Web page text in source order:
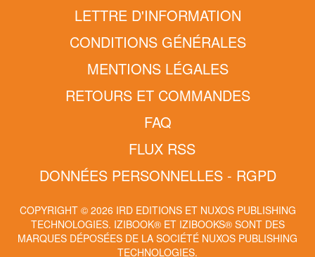
LETTRE D'INFORMATION
CONDITIONS GÉNÉRALES
MENTIONS LÉGALES
RETOURS ET COMMANDES
FAQ
FLUX RSS
DONNÉES PERSONNELLES - RGPD
COPYRIGHT © 2026 IRD EDITIONS ET NUXOS PUBLISHING
TECHNOLOGIES. IZIBOOK®ET IZIBOOKS®SONT DES
MARQUES DÉPOSÉES DE LA SOCIÉTÉ NUXOS PUBLISHING
TECHNOLOGIES.